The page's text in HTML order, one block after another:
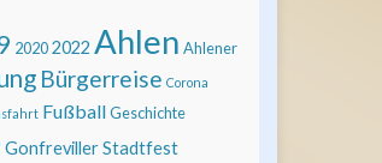
20202022 Ahlen Ahlener
Bürgerreise Corona
FußballGeschichte
Gonfreviller Stadtfest